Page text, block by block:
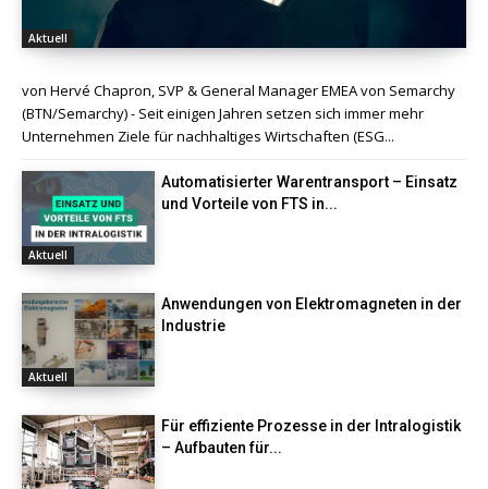
Aktuell
von Hervé Chapron, SVP & General Manager EMEA von Semarchy
(BTN/Semarchy) - Seit einigen Jahren setzen sich immer mehr
Unternehmen Ziele für nachhaltiges Wirtschaften (ESG...
Aktuell
Automatisierter Warentransport – Einsatz
und Vorteile von FTS in...
Aktuell
Anwendungen von Elektromagneten in der
Industrie
Für effiziente Prozesse in der Intralogistik
– Aufbauten für...